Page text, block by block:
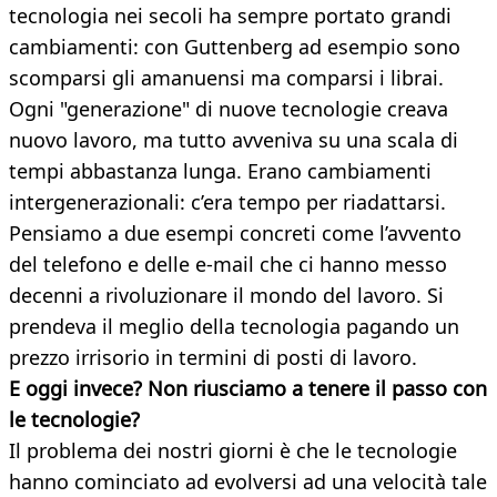
tecnologia nei secoli ha sempre portato grandi
cambiamenti: con Guttenberg ad esempio sono
scomparsi gli amanuensi ma comparsi i librai.
Ogni "generazione" di nuove tecnologie creava
nuovo lavoro, ma tutto avveniva su una scala di
tempi abbastanza lunga. Erano cambiamenti
intergenerazionali: c’era tempo per riadattarsi.
Pensiamo a due esempi concreti come l’avvento
del telefono e delle e-mail che ci hanno messo
decenni a rivoluzionare il mondo del lavoro. Si
prendeva il meglio della tecnologia pagando un
prezzo irrisorio in termini di posti di lavoro.
E oggi invece? Non riusciamo a tenere il passo con
le tecnologie?
Il problema dei nostri giorni è che le tecnologie
hanno cominciato ad evolversi ad una velocità tale